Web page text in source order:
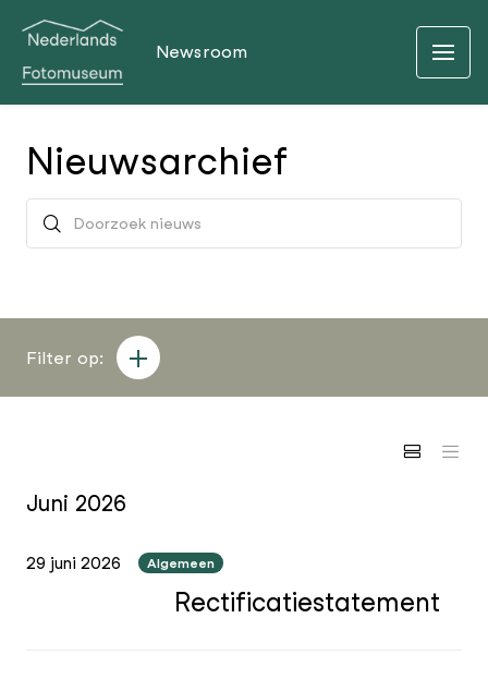
Newsroom
Nieuwsarchief
Filter op:
Juni 2026
29 juni 2026 Algemeen
Rectificatiestatement